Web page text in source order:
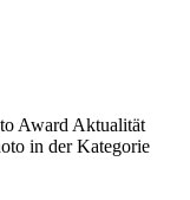
Award Aktualität
in der Kategorie